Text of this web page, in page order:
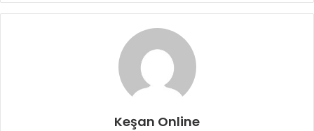
Keşan Online